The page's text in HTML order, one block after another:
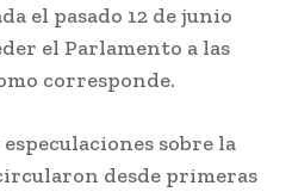
el pasado 12 de junio
el Parlamento a las
corresponde.
sobre la
desde primeras